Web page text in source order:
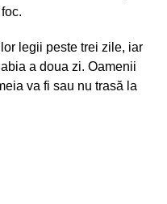
legii peste trei zile, iar
a doua zi. Oamenii
va fi sau nu trasă la